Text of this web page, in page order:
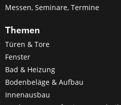
Messen, Seminare, Termine
Themen
Türen & Tore
Fenster
Bad & Heizung
Bodenbeläge & Aufbau
Innenausbau